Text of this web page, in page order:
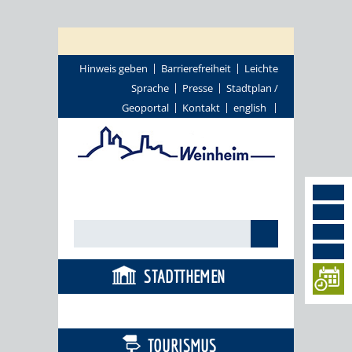
Hinweis geben Barrierefreiheit
Leichte
Sprache
Presse
Stadtplan /
Geoportal
Kontakt english
STADTTHEMEN
TOURISMUS